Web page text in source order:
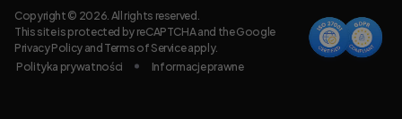
Copyright © 2026. All rights reserved.
This site is protected by reCAPTCHA and the Google
Privacy Policyand Terms of Serviceapply.
Polityka prywatności
Informacje prawne